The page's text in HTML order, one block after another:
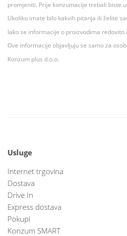
promjeniti. Prije konzumacije trebali biste
Ukoliko imate bilo kakvih pitanja ili želite
Iako se informacije o proizvodima
Ove informacije objavljuju se samo za
Konzum plus d.o.o.
Usluge
Internet trgovina
Dostava
Drive In
Express dostava
Pokupi
Konzum SMART